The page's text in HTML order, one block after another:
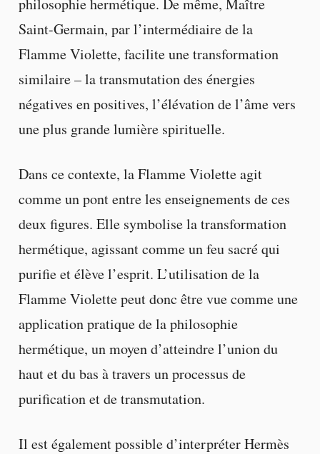
Saint-Germain, par l’intermédiaire de la
Flamme Violette, facilite une transformation
similaire – la transmutation des énergies
négatives en positives, l’élévation de l’âme vers
une plus grande lumière spirituelle.
Dans ce contexte, la Flamme Violette agit
comme un pont entre les enseignements de ces
deux figures. Elle symbolise la transformation
hermétique, agissant comme un feu sacré qui
purifie et élève l’esprit. L’utilisation de la
Flamme Violette peut donc être vue comme une
application pratique de la philosophie
hermétique, un moyen d’atteindre l’union du
haut et du bas à travers un processus de
purification et de transmutation.
Il est également possible d’interpréter Hermès